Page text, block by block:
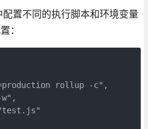
置不同的执行脚本和环境变量
：
rollup -c",